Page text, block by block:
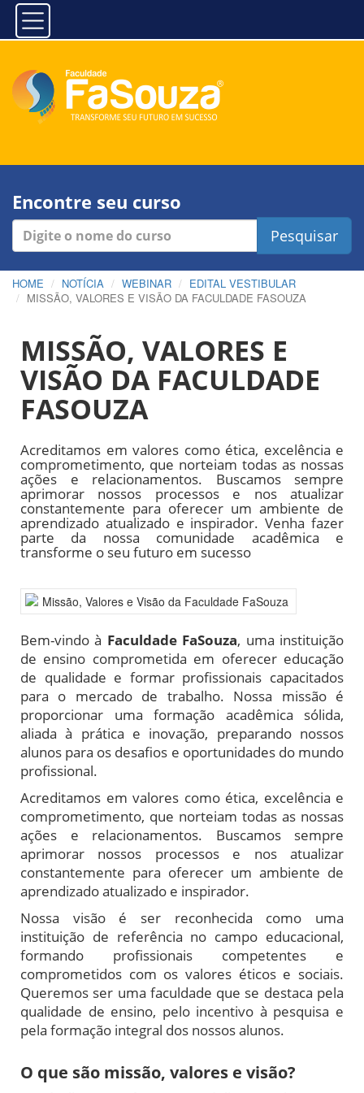
Encontre seu curso
Pesquisar
HOME NOTÍCIA WEBINAR
EDITAL VESTIBULAR
MISSÃO, VALORES E VISÃO DA FACULDADE FASOUZA
MISSÃO, VALORES E
VISÃO DA FACULDADE
FASOUZA
Acreditamos em valores como ética, excelência e
comprometimento, que norteiam todas as nossas
ações e relacionamentos. Buscamos sempre
aprimorar nossos processos e nos atualizar
constantemente para oferecer um ambiente de
aprendizado atualizado e inspirador. Venha fazer
parte da nossa comunidade acadêmica e
transforme o seu futuro em sucesso
Bem-vindo à Faculdade FaSouza, uma instituição
de ensino comprometida em oferecer educação
de qualidade e formar profissionais capacitados
para o mercado de trabalho. Nossa missão é
proporcionar uma formação acadêmica sólida,
aliada à prática e inovação, preparando nossos
alunos para os desafios e oportunidades do mundo
profissional.
Acreditamos em valores como ética, excelência e
comprometimento, que norteiam todas as nossas
ações e relacionamentos. Buscamos sempre
aprimorar nossos processos e nos atualizar
constantemente para oferecer um ambiente de
aprendizado atualizado e inspirador.
Nossa visão é ser reconhecida como uma
instituição de referência no campo educacional,
formando profissionais competentes e
comprometidos com os valores éticos e sociais.
Queremos ser uma faculdade que se destaca pela
qualidade de ensino, pelo incentivo à pesquisa e
pela formação integral dos nossos alunos.
O que são missão, valores e visão?